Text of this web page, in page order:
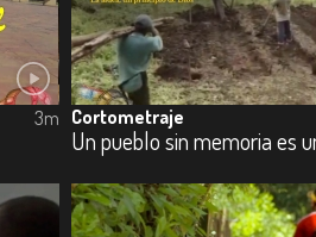
3m Cortometraje